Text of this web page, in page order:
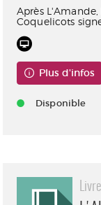
Après L'Amande,
Coquelicots
Plus d'infos
Disponible